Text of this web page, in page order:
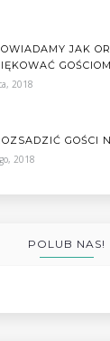
JAK
2018
GOŚCI
2018
POLUB NAS!